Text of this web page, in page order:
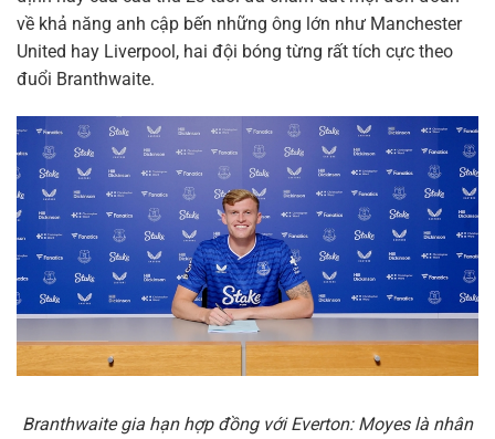
về khả năng anh cập bến những ông lớn như Manchester
United hay Liverpool, hai đội bóng từng rất tích cực theo
đuổi Branthwaite.
Branthwaite gia hạn hợp đồng với Everton: Moyes là nhân